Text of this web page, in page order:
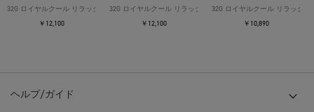
32G ロイヤルクール リラックスTシャツ
￥12,100
32G ロイヤルクール リラックスTシャツ
￥12,100
32G ロイヤルクール リラックス
￥10,890
ヘルプ/ガイド